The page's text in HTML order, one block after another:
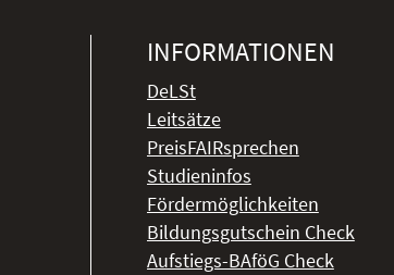
INFORMATIONEN
DeLSt
Leitsätze
PreisFAIRsprechen
Studieninfos
Fördermöglichkeiten
Bildungsgutschein Check
Aufstiegs-BAföG Check